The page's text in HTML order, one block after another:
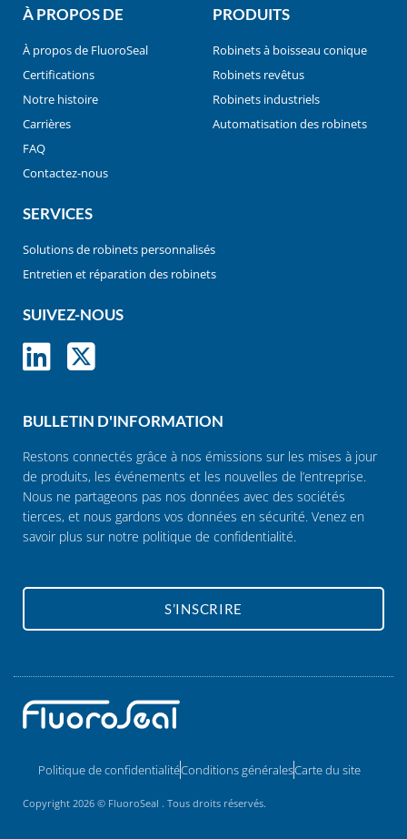
À PROPOS DE
À propos de FluoroSeal
Certifications
Notre histoire
Carrières
FAQ
Contactez-nous
PRODUITS
Robinets à boisseau conique
Robinets revêtus
Robinets industriels
Automatisation des robinets
SERVICES
Solutions de robinets personnalisés
Entretien et réparation des robinets
SUIVEZ-NOUS
BULLETIN D'INFORMATION
Restons connectés grâce à nos émissions sur les mises à jour
de produits, les événements et les nouvelles de l’entreprise.
Nous ne partageons pas nos données avec des sociétés
tierces, et nous gardons vos données en sécurité. Venez en
savoir plus sur notre politique de confidentialité.
S’INSCRIRE
Politique de confidentialitéConditions généralesCarte du site
Copyright 2026 © FluoroSeal . Tous droits réservés.